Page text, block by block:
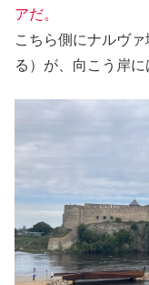
アだ。
こちら側にナルヴ
る）が、向こう岸